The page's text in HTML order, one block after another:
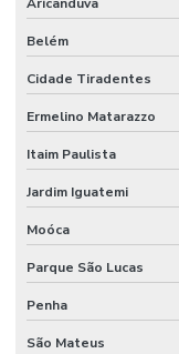
Orçamento para
Orçamento de piso
Pintura epóxi alto
Pintura epóxi industrial
Pintura epóxi para piso
Pintura epóxi para piso
Pintura de pisos
Belém
Cidade Tiradentes
Ermelino Matarazzo
Itaim Paulista
Jardim Iguatemi
Moóca
Parque São Lucas
Penha
São Mateus